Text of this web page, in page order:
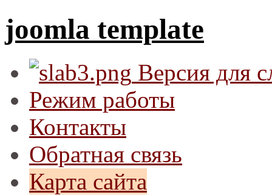
joomla template
Версия для
Режим работы
Контакты
Обратная связь
Карта сайта